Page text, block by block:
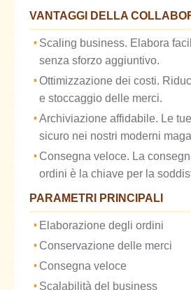
VANTAGGI DELLA
Scaling business. Elabora
senza sforzo aggiuntivo.
Ottimizzazione dei costi.
e stoccaggio delle merci.
Archiviazione affidabile. Le
sicuro nei nostri moderni
Consegna veloce. La
ordini è la chiave per la
PARAMETRI PRINCIPALI
Elaborazione degli ordini
Conservazione delle merci
Consegna veloce
Scalabilità del business